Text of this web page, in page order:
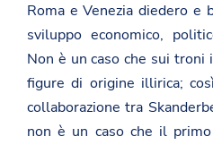
Roma e Venezia diedero e
sviluppo economico,
Non è un caso che sui
figure di origine illirica;
collaborazione tra
non è un caso che il